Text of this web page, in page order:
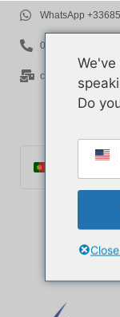
WhatsApp
06 85 35 01 50
contact@rov-
Français
Español
Do